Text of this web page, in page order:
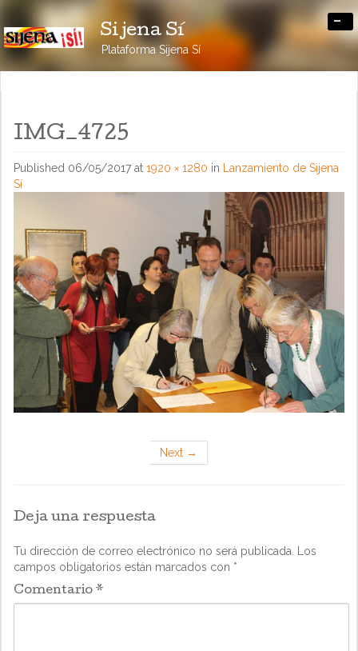
Sijena Sí
Plataforma Sijena Sí
-
IMG_4725
Published 06/05/2017 at 1920 × 1280 in
Lanzamiento de Sijena
Sí
Next →
Deja una respuesta
Tu dirección de correo electrónico no será publicada.
Los
campos obligatorios están marcados con *
Comentario *